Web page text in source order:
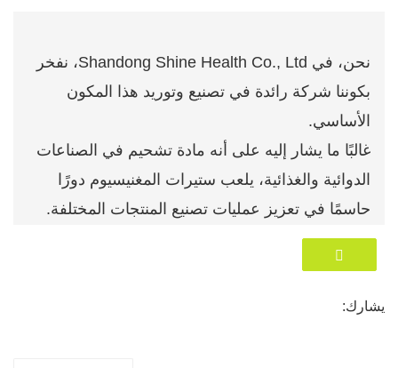
نحن، في Shandong Shine Health Co., Ltd، نفخر
بكوننا شركة رائدة في تصنيع وتوريد هذا المكون
الأساسي.
غالبًا ما يشار إليه على أنه مادة تشحيم في الصناعات
الدوائية والغذائية، يلعب ستيرات المغنيسيوم دورًا
حاسمًا في تعزيز عمليات تصنيع المنتجات المختلفة.
لمزيد من المعلومات حول منتجاتنا، الرجاء الاتصال بنا
الآن:شاندونغ شاين الصحة
واتساب:
يشارك: